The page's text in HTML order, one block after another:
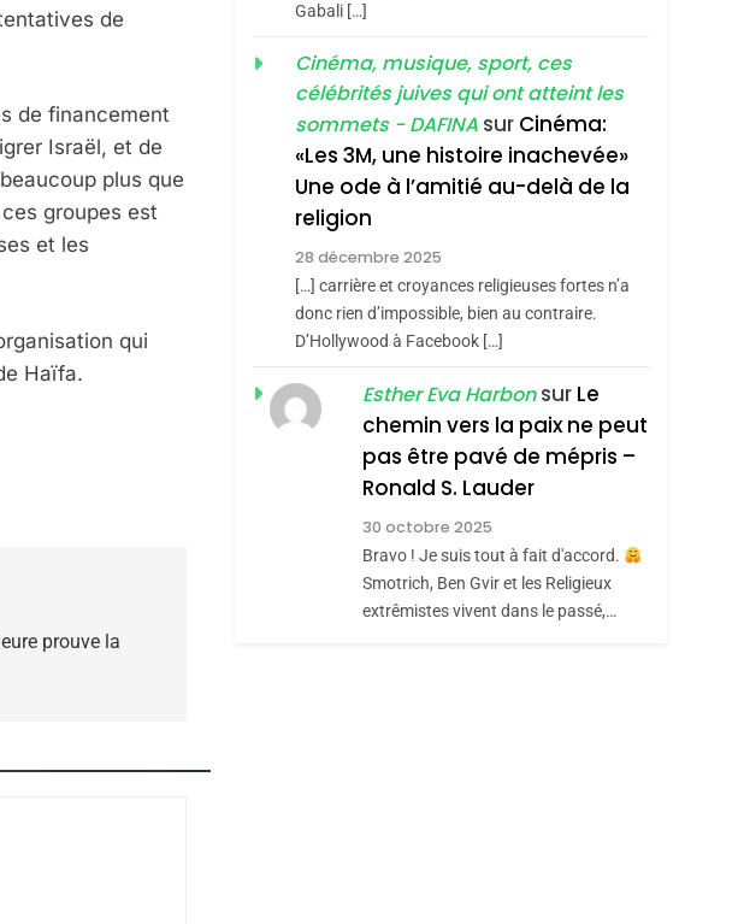
de
de financement
Israël, et de
plus que
groupes est
et les
qui
Haïfa.
prouve la
Accords D’Isaac:
L’alliance Pourrait
S’étendre À 13 Pays
D’Amérique Latine
ISRAÉL JUDAISME
5
Meurtrière Selon Le
Rapport D’ADL
Contre
L’antisémitisme
FRANCE ISRAÉL
FIÈRE, DIGNE ET
RÉSILIENTE :
POURQUOI JE
REVENDIQUE MA
JUDAÏTE Par Thérèse
Zrihen-Dvir
ISRAÉL JUDAISME
CE QUI NOUS
MANQUE – Jacques
Hadida
JUDAISME
Maroc : Les Amandes
Gabali […]
Cinéma, musique, sport, ces
célébrités juives qui ont atteint les
sommets - DAFINA sur Cinéma:
«Les 3M, une histoire inachevée»
Une ode à l’amitié au-delà de la
religion
28 décembre 2025
[…] carrière et croyances religieuses fortes n’a
donc rien d’impossible, bien au contraire.
D’Hollywood à Facebook […]
Esther Eva Harbonsur Le
chemin vers la paix ne peut
pas être pavé de mépris –
Ronald S. Lauder
30 octobre 2025
Bravo ! Je suis tout à fait d'accord.
Smotrich, Ben Gvir et les Religieux
extrêmistes vivent dans le passé,…
Contre L’antisémitisme
MA JUDAÏTE Par Thérèse Zrihen-